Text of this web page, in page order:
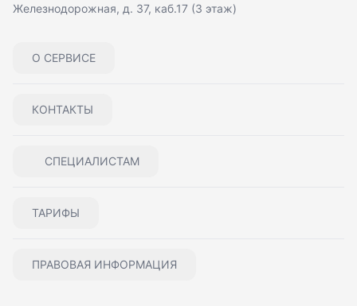
О СЕРВИСЕ
КОНТАКТЫ
СПЕЦИАЛИСТАМ
ТАРИФЫ
ПРАВОВАЯ ИНФОРМАЦИЯ
Железнодорожная, д. 37, каб.17 (3 этаж)